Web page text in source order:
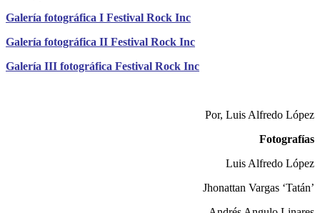
Galería fotográfica I Festival Rock Inc
Galería fotográfica II Festival Rock Inc
Galería III fotográfica Festival Rock Inc
Por, Luis Alfredo López
Fotografías
Luis Alfredo López
Jhonattan Vargas ‘Tatán’